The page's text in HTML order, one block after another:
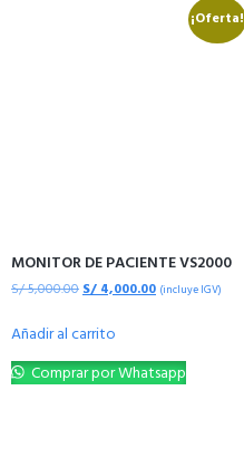
¡Oferta!
MONITOR DE PACIENTE VS2000
S/5,000.00S/4,000.00 (incluye IGV)
Añadir al carrito
Comprar por Whatsapp